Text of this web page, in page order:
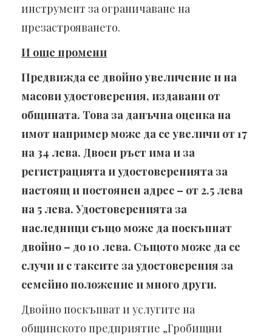
инструмент за ограничаване на
презастрояването.
И още промени
Предвижда се двойно увеличение и на
масови удостоверения, издавани от
общината. Това за данъчна оценка на
имот например може да се увеличи от 17
на 34 лева. Двоен ръст има и за
регистрацията и удостоверенията за
настоящ и постоянен адрес – от 2.5 лева
на 5 лева. Удостоверенията за
наследници също може да поскъпнат
двойно – до 10 лева. Същото може да се
случи и с таксите за удостоверения за
семейно положение и много други.
Двойно поскъпват и услугите на
общинското предприятие „Гробищни